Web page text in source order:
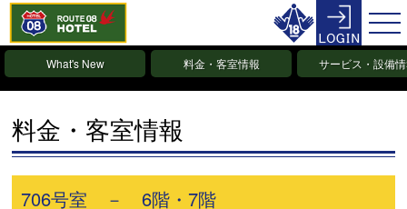
What's New 料金・客室情報 サービス・設備
料金・客室情報
706号室 － 6階・7階